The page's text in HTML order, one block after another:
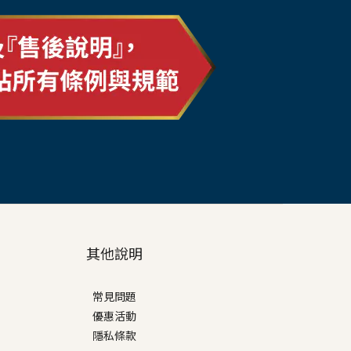
其他說明
常見問題
優惠活動
隱私條款